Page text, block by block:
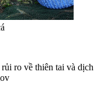
ro về thiên tai và dịch